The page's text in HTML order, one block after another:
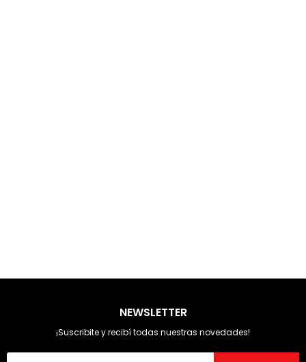
NEWSLETTER
¡Suscribite y recibí todas nuestras novedades!